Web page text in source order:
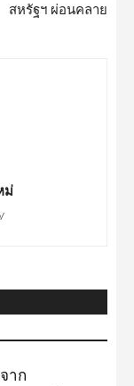
สหรัฐฯ ผ่อนคลาย
ม่
าก